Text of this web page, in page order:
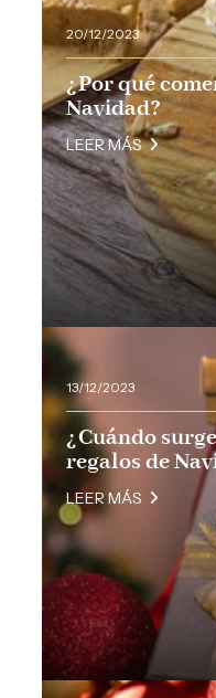
20/12/2023
¿Por qué
Navidad?
LEER MÁS
13/12/2023
¿Cuándo
regalos de
LEER MÁS